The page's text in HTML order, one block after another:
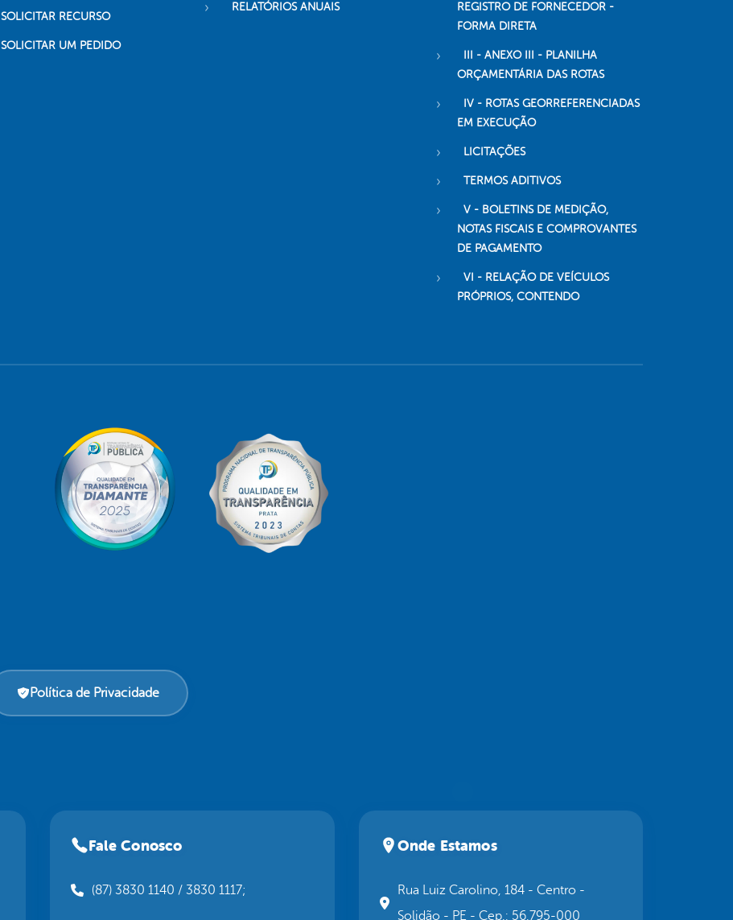
SOLICITAR RECURSO
SOLICITAR UM PEDIDO
RELATÓRIOS ANUAIS
REGISTRO DE FORNECEDOR -
FORMA DIRETA
III - ANEXO III - PLANILHA
ORÇAMENTÁRIA DAS ROTAS
IV - ROTAS GEORREFERENCIADAS
EM EXECUÇÃO
LICITAÇÕES
TERMOS ADITIVOS
V - BOLETINS DE MEDIÇÃO,
NOTAS FISCAIS E COMPROVANTES
DE PAGAMENTO
VI - RELAÇÃO DE VEÍCULOS
PRÓPRIOS, CONTENDO
Política de Privacidade
Fale Conosco
(87) 3830 1140 / 3830 1117;
Onde Estamos
Rua Luiz Carolino, 184 - Centro -
Solidão - PE - Cep.: 56.795-000